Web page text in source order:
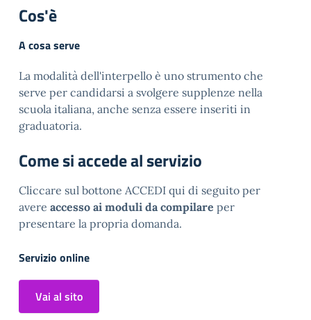
Cos'è
A cosa serve
La modalità dell'interpello è uno strumento che
serve per candidarsi a svolgere supplenze nella
scuola italiana, anche senza essere inseriti in
graduatoria.
Come si accede al servizio
Cliccare sul bottone ACCEDI qui di seguito per
avere accesso ai moduli da compilare per
presentare la propria domanda.
Servizio online
Vai al sito